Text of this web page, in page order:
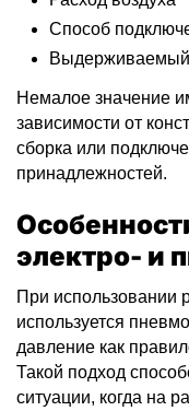
Способ
Выдерживаемый
Немалое значение
зависимости от
сборка или
принадлежностей.
электро- и
При использовании
используется
давление как
Такой подход
ситуации, когда на